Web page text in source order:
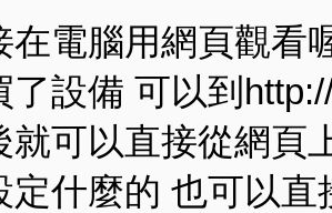
在電腦用網頁觀看
了設備 可以到
就可以直接從網頁
定什麼的 也可以